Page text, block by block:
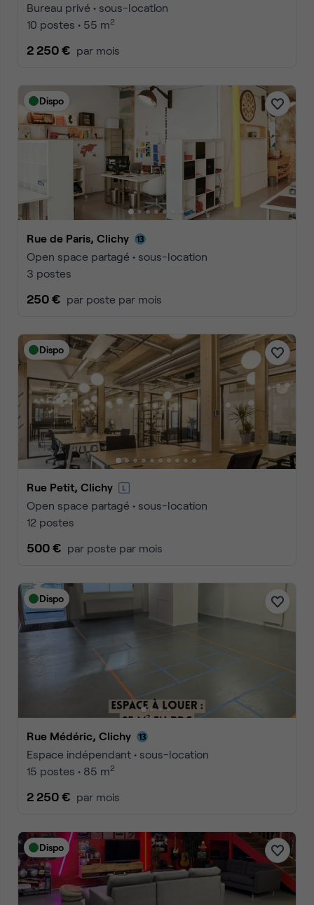
Bureau privé • sous-location
10 postes • 55 m2
2 250 € par mois
Dispo
Rue de Paris, Clichy
Open space partagé • sous-location
3 postes
250 € par poste par mois
Dispo
Rue Petit, Clichy
Open space partagé • sous-location
12 postes
500 € par poste par mois
Dispo
Rue Médéric, Clichy
Espace indépendant • sous-location
15 postes • 85 m2
2 250 € par mois
Dispo